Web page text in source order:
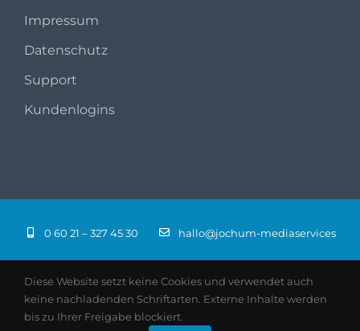
Impressum
Datenschutz
Support
Kundenlogins
0 60 21 – 327 45 30 hallo@jochum-mediaservices
© 2026 jochum-mediaservices · Aschaffenburg |
Diese Website setzt keine Cookies und verwendet auch
keine nachladenden Schriftarten. Externe Inhalte werden
bis zu Ihrer Freigabe blockiert.